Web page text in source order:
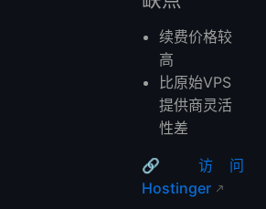
续费价格较
高
比原始VPS
提供商灵活
性差
🔗 访问
Hostinger